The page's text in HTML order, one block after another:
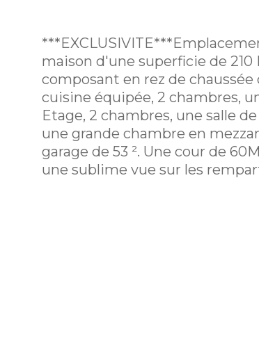
maison d'une superficie de 210
composant en rez de chaussée
cuisine équipée, 2 chambres,
Etage, 2 chambres, une salle
une grande chambre en
garage de 53 ². Une cour de
une sublime vue sur les